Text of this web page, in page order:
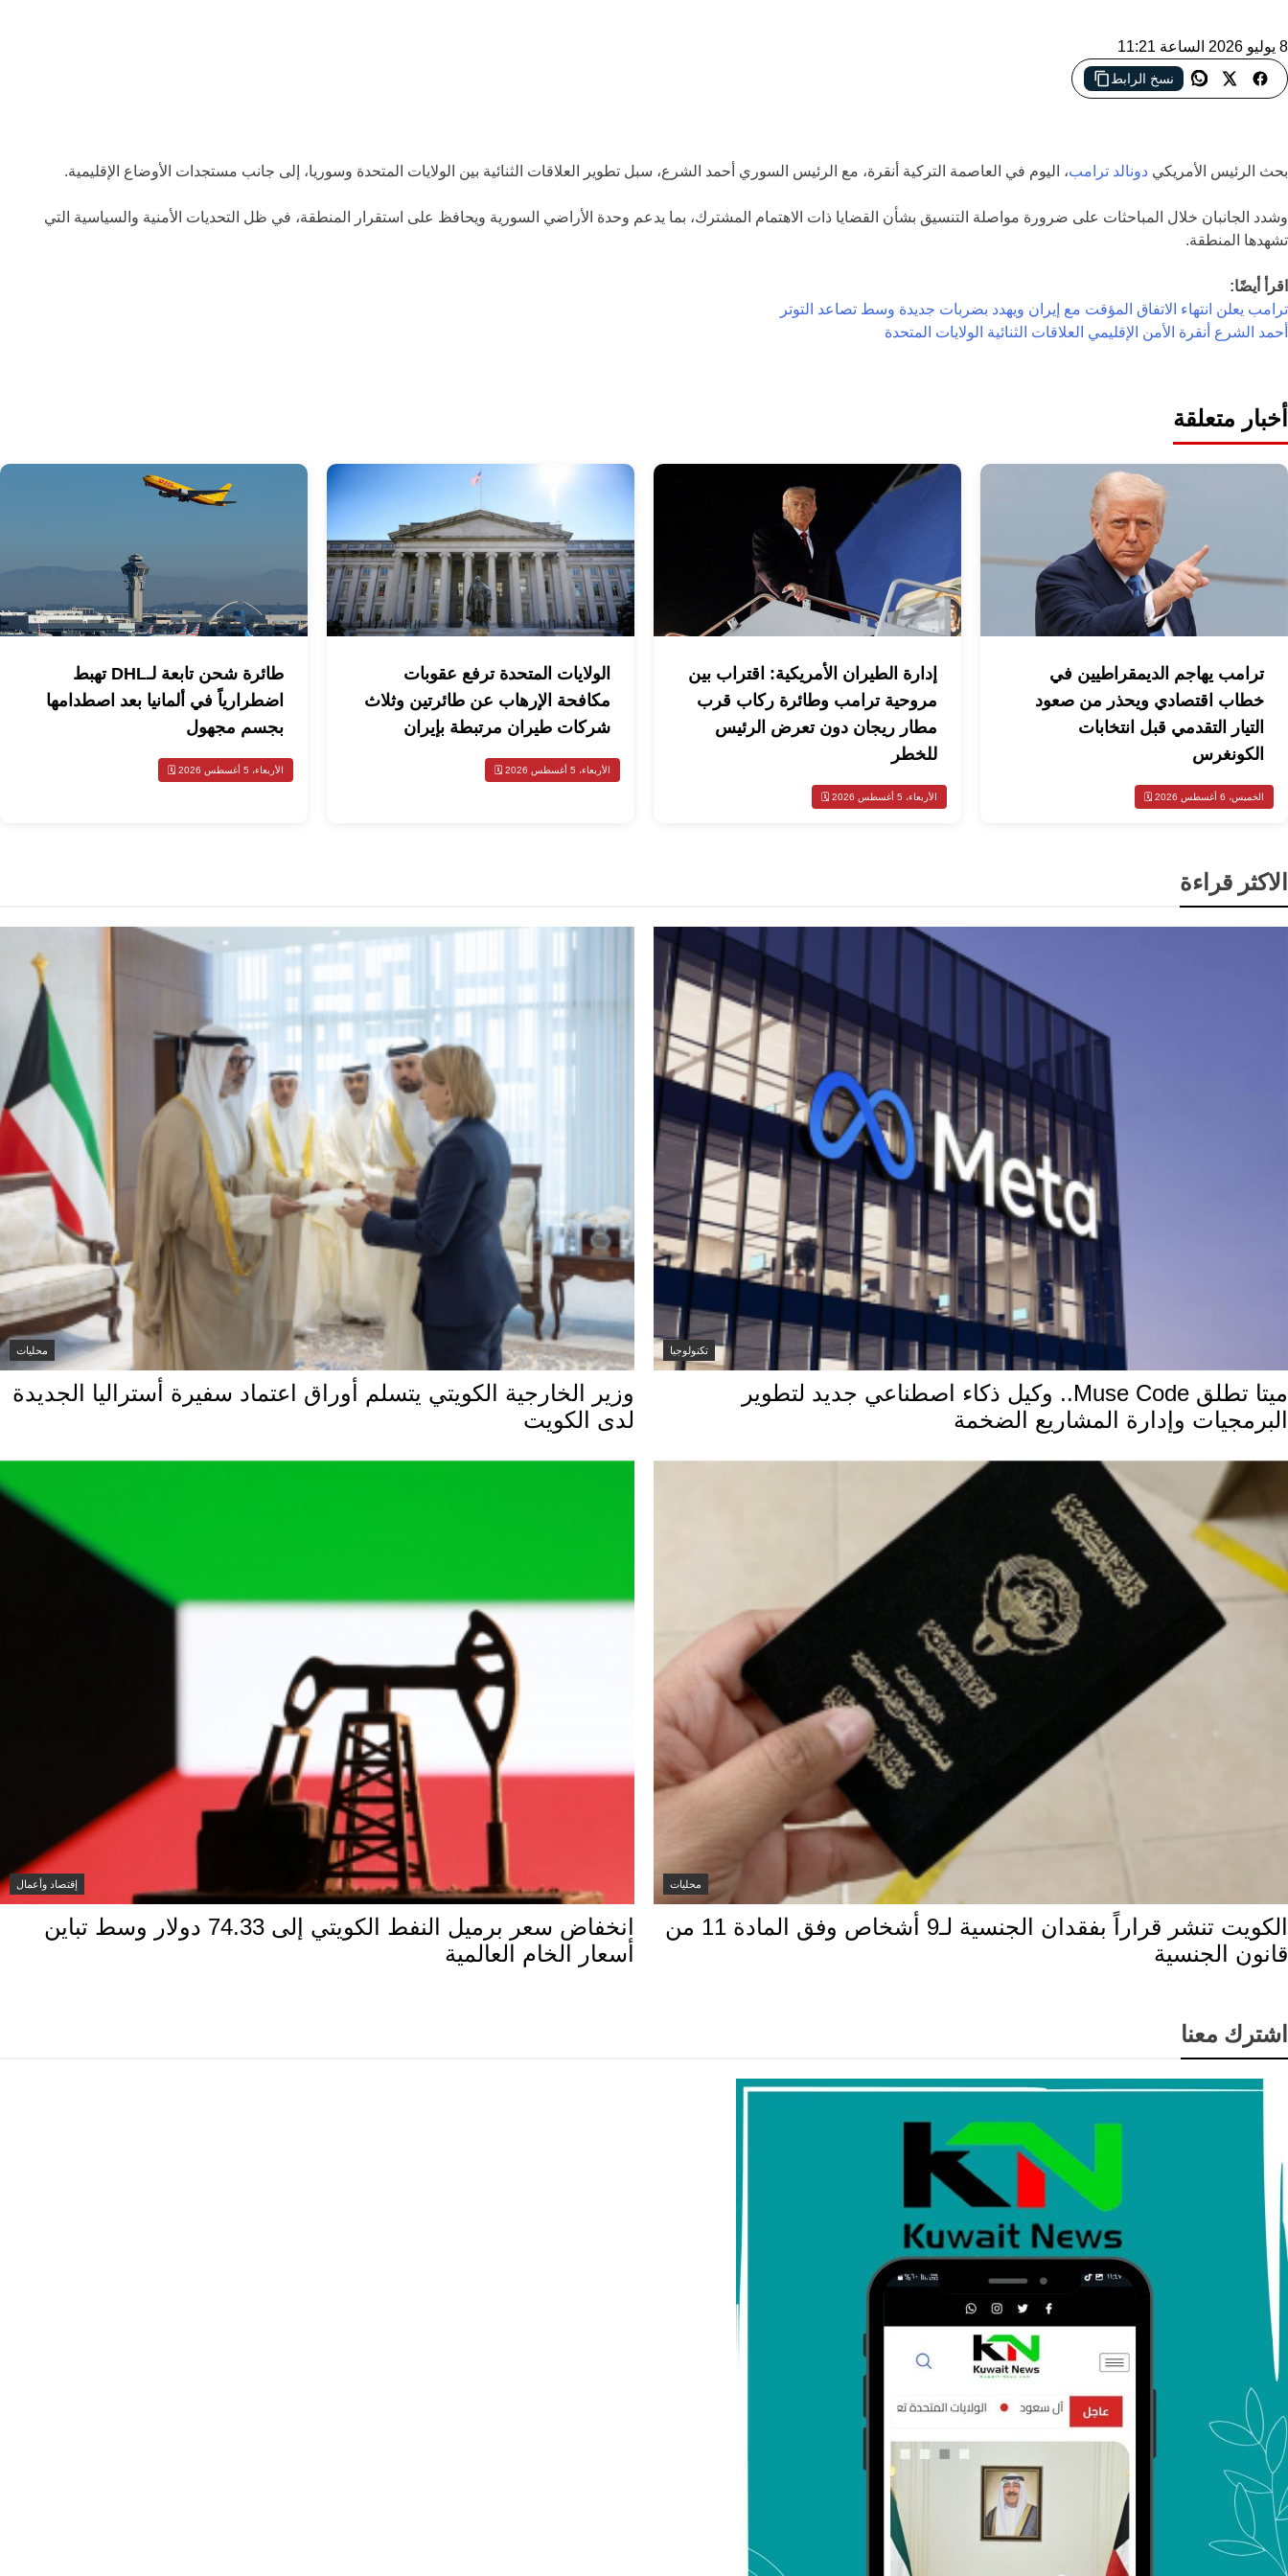
8 يوليو 2026 الساعة 11:21
نسخ الرابط
بحث الرئيس الأمريكي دونالد ترامب، اليوم في العاصمة التركية أنقرة، مع الرئيس السوري أحمد الشرع، سبل تطوير العلاقات الثنائية بين الولايات المتحدة وسوريا، إلى جانب مستجدات الأوضاع الإقليمية.
وشدد الجانبان خلال المباحثات على ضرورة مواصلة التنسيق بشأن القضايا ذات الاهتمام المشترك، بما يدعم وحدة الأراضي السورية ويحافظ على استقرار المنطقة، في ظل التحديات الأمنية والسياسية التي
تشهدها المنطقة.
اقرأ أيضًا:
ترامب يعلن انتهاء الاتفاق المؤقت مع إيران ويهدد بضربات جديدة وسط تصاعد التوتر
أحمد الشرع أنقرة الأمن الإقليمي العلاقات الثنائية الولايات المتحدة
أخبار متعلقة
ترامب يهاجم الديمقراطيين في
خطاب اقتصادي ويحذر من صعود
التيار التقدمي قبل انتخابات
الكونغرس
الخميس، 6 أغسطس 2026 🗓️
إدارة الطيران الأمريكية: اقتراب بين
مروحية ترامب وطائرة ركاب قرب
مطار ريجان دون تعرض الرئيس
للخطر
الأربعاء، 5 أغسطس 2026 🗓️
الولايات المتحدة ترفع عقوبات
مكافحة الإرهاب عن طائرتين وثلاث
شركات طيران مرتبطة بإيران
الأربعاء، 5 أغسطس 2026 🗓️
طائرة شحن تابعة لـDHL تهبط
اضطرارياً في ألمانيا بعد اصطدامها
بجسم مجهول
الأربعاء، 5 أغسطس 2026 🗓️
الاكثر قراءة
تكنولوجيا
ميتا تطلق Muse Code.. وكيل ذكاء اصطناعي جديد لتطوير
البرمجيات وإدارة المشاريع الضخمة
محليات
وزير الخارجية الكويتي يتسلم أوراق اعتماد سفيرة أستراليا الجديدة
لدى الكويت
محليات
الكويت تنشر قراراً بفقدان الجنسية لـ9 أشخاص وفق المادة 11 من
قانون الجنسية
إقتصاد وأعمال
انخفاض سعر برميل النفط الكويتي إلى 74.33 دولار وسط تباين
أسعار الخام العالمية
اشترك معنا